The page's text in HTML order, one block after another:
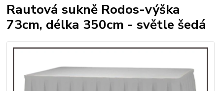
Rautová sukně Rodos-výška
73cm, délka 350cm - světle šedá